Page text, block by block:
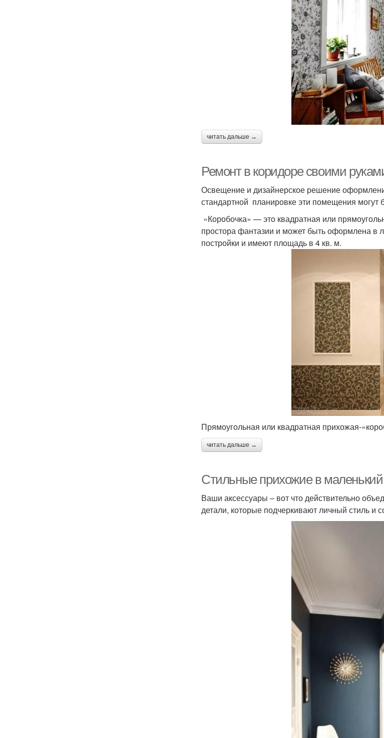
читать дальше →
Ремонт в коридоре своими
Освещение и дизайнерское решение
стандартной планировке эти помещения
«Коробочка» — это квадратная или
простора фантазии и может быть оформлена в
постройки и имеют площадь в 4 кв. м.
Прямоугольная или квадратная прихожая-
читать дальше →
Стильные прихожие в
Ваши аксессуары – вот что действительно
детали, которые подчеркивают личный стиль и